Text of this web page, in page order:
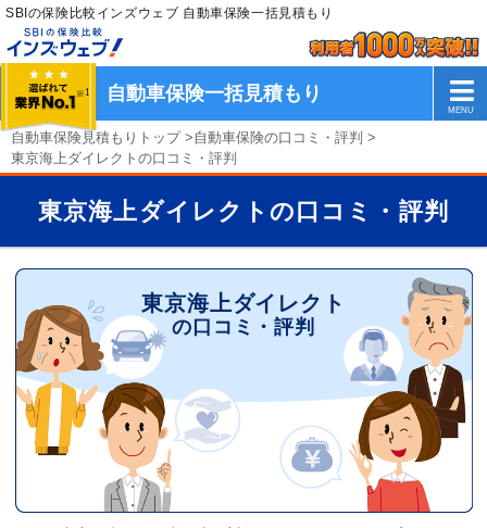
SBIの保険比較インズウェブ 自動車保険一括見積もり
自動車保険一括見積もり
自動車保険見積もりトップ>自動車保険の口コミ・評判 >
東京海上ダイレクトの口コミ・評判
東京海上ダイレクトの口コミ・評判
東京海上ダイレクト
の口コミ・評判